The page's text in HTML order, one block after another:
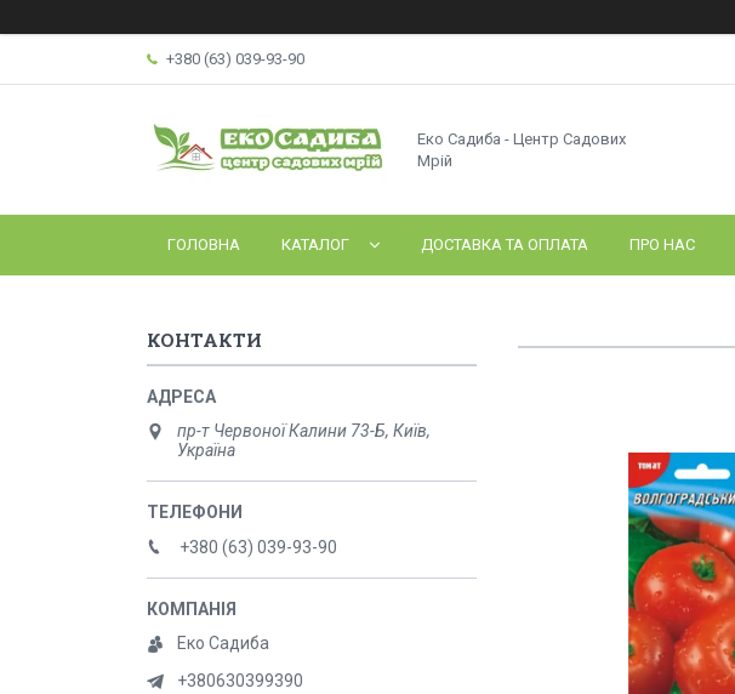
+380 (63) 039-93-90
Еко Садиба - Центр Садових
Мрій
ГОЛОВНА КАТАЛОГ ДОСТАВКА ТА ОПЛАТА ПРО НАС
КОНТАКТИ
пр-т Червоної Калини 73-Б, Київ,
Україна
+380 (63) 039-93-90
Еко Садиба
+380630399390